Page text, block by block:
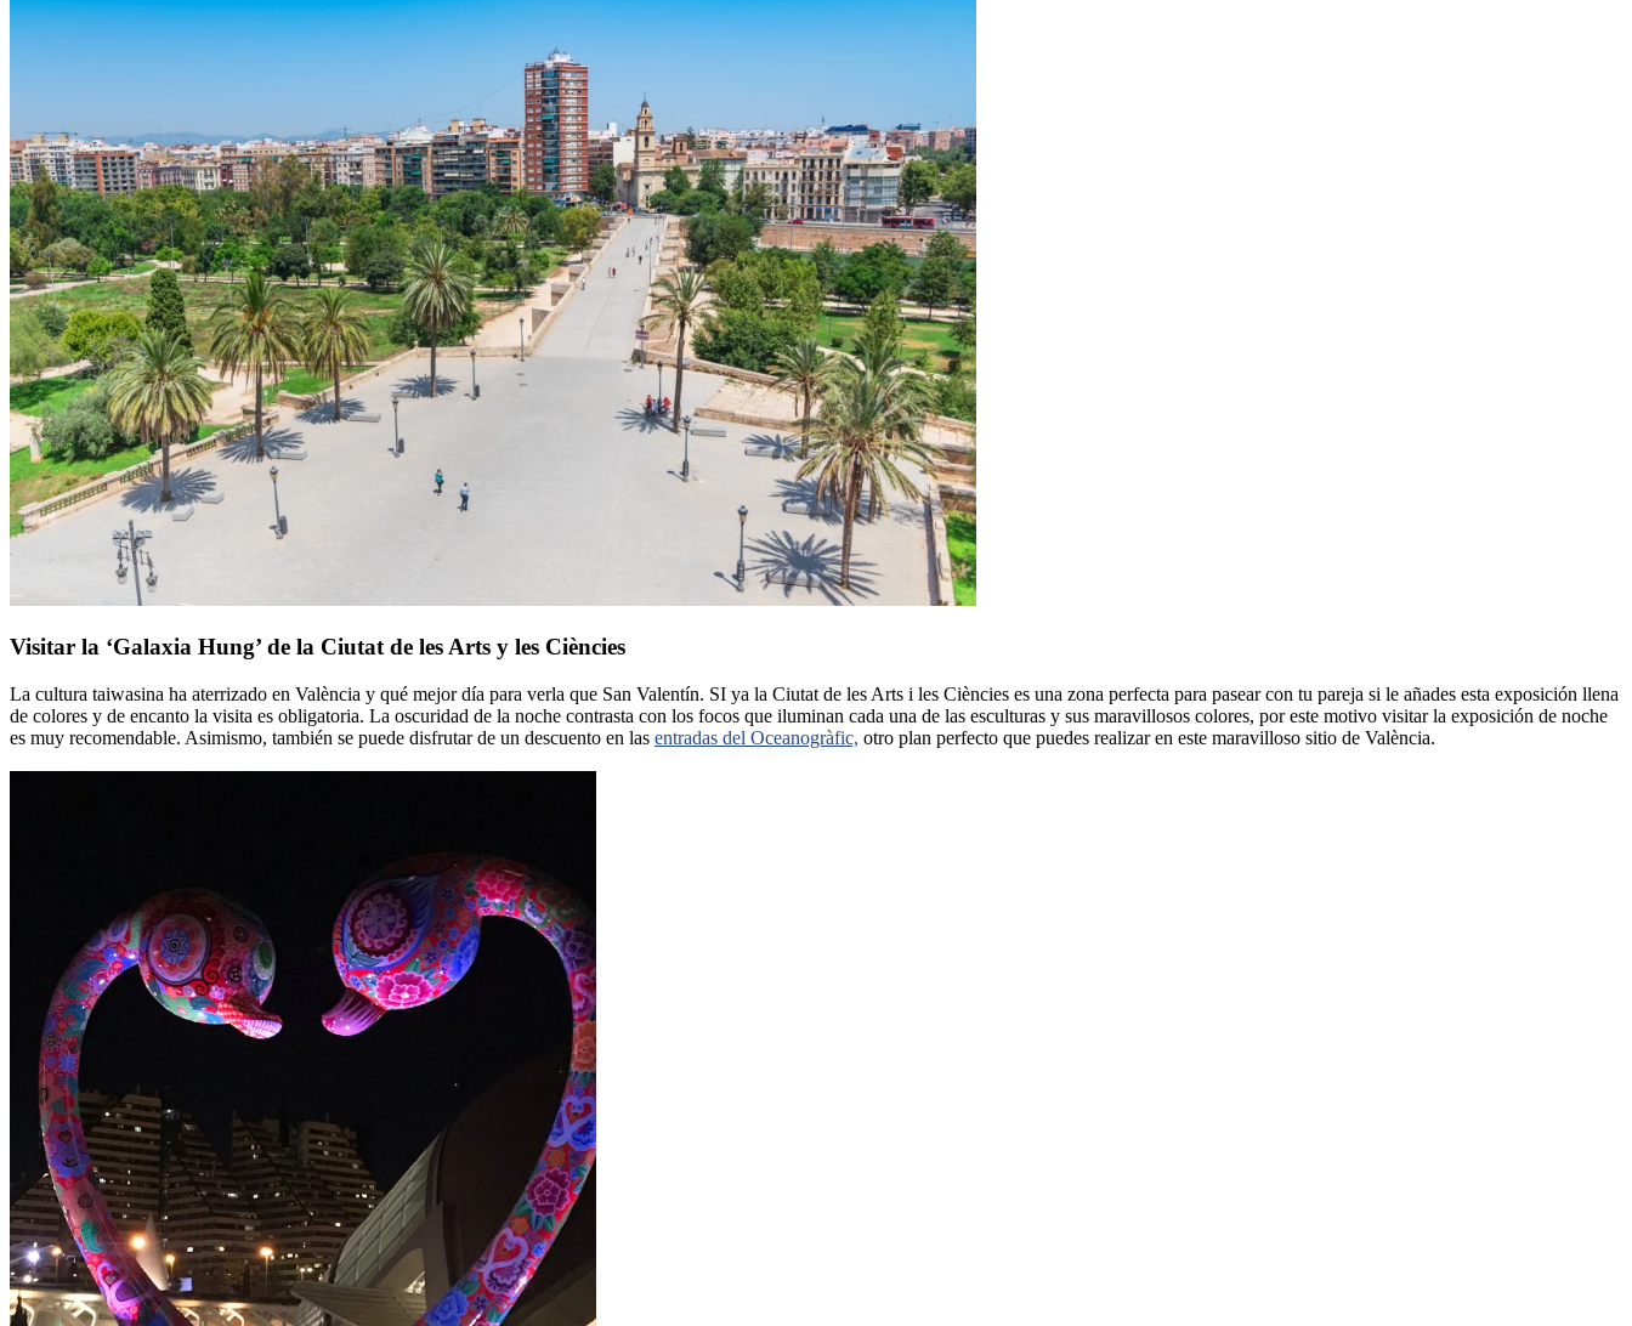
Visitar la ‘Galaxia Hung’ de la Ciutat de les Arts y les Ciències
La cultura taiwasina ha aterrizado en València y qué mejor día para verla que San Valentín. SI ya la Ciutat de les Arts i les Ciències es una zona perfecta para pasear con tu pareja si le añades esta exposición llena
de colores y de encanto la visita es obligatoria. La oscuridad de la noche contrasta con los focos que iluminan cada una de las esculturas y sus maravillosos colores, por este motivo visitar la exposición de noche
es muy recomendable. Asimismo, también se puede disfrutar de un descuento en las entradas del Oceanogràfic, otro plan perfecto que puedes realizar en este maravilloso sitio de València.